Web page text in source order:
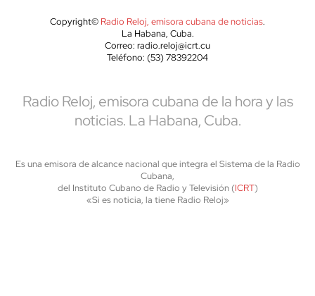
Copyright© Radio Reloj, emisora cubana de noticias.
La Habana, Cuba.
Correo: radio.reloj@icrt.cu
Teléfono: (53) 78392204
Radio Reloj, emisora cubana de la hora y las
noticias. La Habana, Cuba.
Es una emisora de alcance nacional que integra el Sistema de la Radio
Cubana,
del Instituto Cubano de Radio y Televisión (ICRT)
«Si es noticia, la tiene Radio Reloj»